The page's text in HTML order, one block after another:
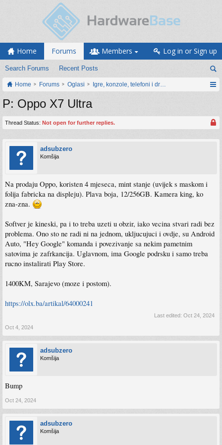
Home Forums
Search Forums Recent Posts
Members Log in or Sign up
Home Forums Oglasi Igre, konzole, telefoni i drugi gadgeti
P: Oppo X7 Ultra
Thread Status: Not open for further replies.
adsubzero
Komšija
Na prodaju Oppo, koristen 4 mjeseca, mint stanje (uvijek s maskom i
folija fabricka na displeju). Plava boja, 12/256GB. Kamera king, ko
zna-zna.
Softver je kineski, pa i to treba uzeti u obzir, iako vecina stvari radi bez
problema. Ono sto ne radi ni na jednom, ukljucujuci i ovdje, su Android
Auto, "Hey Google" komanda i povezivanje sa nekim pametnim
satovima je zafrkancija. Uglavnom, ima Google podrsku i samo treba
rucno instalirati Play Store.
1400KM, Sarajevo (moze i postom).
https://olx.ba/artikal/64000241
Last edited: Oct 24, 2024
Oct 4, 2024
adsubzero
Komšija
Bump
Oct 24, 2024
adsubzero
Komšija